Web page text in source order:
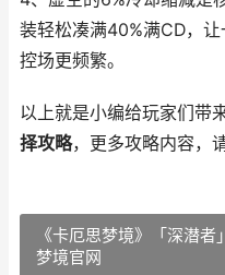
装轻松凑满40%满CD，
控场更频繁。
以上就是小编给玩家们带
择攻略，更多攻略内容，
《卡厄思梦境》「深潜
梦境官网